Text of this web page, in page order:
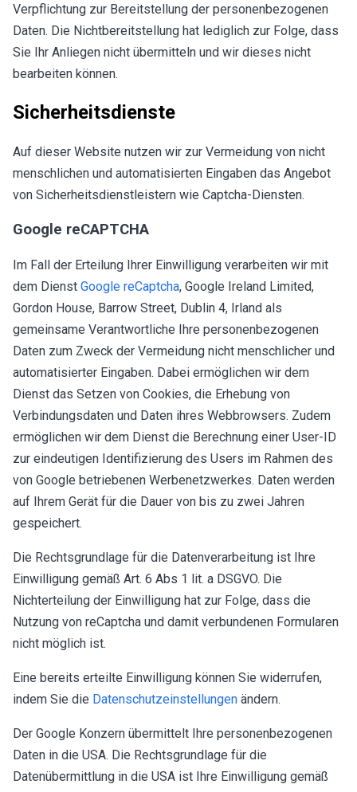
Verpflichtung zur Bereitstellung der personenbezogenen
Daten. Die Nichtbereitstellung hat lediglich zur Folge, dass
Sie Ihr Anliegen nicht übermitteln und wir dieses nicht
bearbeiten können.
Sicherheitsdienste
Auf dieser Website nutzen wir zur Vermeidung von nicht
menschlichen und automatisierten Eingaben das Angebot
von Sicherheitsdienstleistern wie Captcha-Diensten.
Google reCAPTCHA
Im Fall der Erteilung Ihrer Einwilligung verarbeiten wir mit
dem Dienst Google reCaptcha, Google Ireland Limited,
Gordon House, Barrow Street, Dublin 4, Irland als
gemeinsame Verantwortliche Ihre personenbezogenen
Daten zum Zweck der Vermeidung nicht menschlicher und
automatisierter Eingaben. Dabei ermöglichen wir dem
Dienst das Setzen von Cookies, die Erhebung von
Verbindungsdaten und Daten ihres Webbrowsers. Zudem
ermöglichen wir dem Dienst die Berechnung einer User-ID
zur eindeutigen Identifizierung des Users im Rahmen des
von Google betriebenen Werbenetzwerkes. Daten werden
auf Ihrem Gerät für die Dauer von bis zu zwei Jahren
gespeichert.
Die Rechtsgrundlage für die Datenverarbeitung ist Ihre
Einwilligung gemäß Art. 6 Abs 1 lit. a DSGVO. Die
Nichterteilung der Einwilligung hat zur Folge, dass die
Nutzung von reCaptcha und damit verbundenen Formularen
nicht möglich ist.
Eine bereits erteilte Einwilligung können Sie widerrufen,
indem Sie die Datenschutzeinstellungen ändern.
Der Google Konzern übermittelt Ihre personenbezogenen
Daten in die USA. Die Rechtsgrundlage für die
Datenübermittlung in die USA ist Ihre Einwilligung gemäß